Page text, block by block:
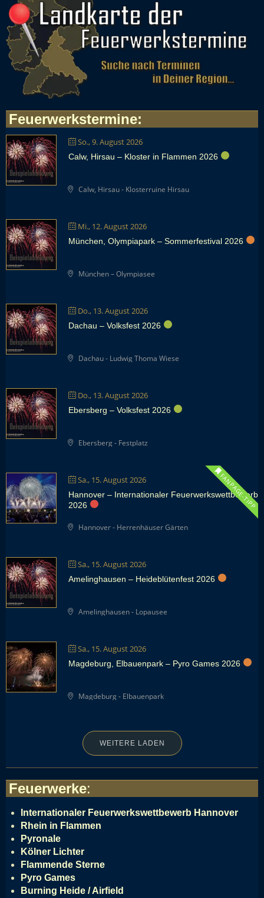
Feuerwerkstermine:
So., 9. August 2026
Calw, Hirsau – Kloster in Flammen 2026
Calw, Hirsau - Klosterruine Hirsau
Mi., 12. August 2026
München, Olympiapark – Sommerfestival 2026
München – Olympiasee
Do., 13. August 2026
Dachau – Volksfest 2026
Dachau - Ludwig Thoma Wiese
Do., 13. August 2026
Ebersberg – Volksfest 2026
Ebersberg - Festplatz
Sa., 15. August 2026 FANPAGE-TIPP
Hannover – Internationaler Feuerwerkswettbewerb
2026
Hannover - Herrenhäuser Gärten
Sa., 15. August 2026
Amelinghausen – Heideblütenfest 2026
Amelinghausen - Lopausee
Sa., 15. August 2026
Magdeburg, Elbauenpark – Pyro Games 2026
Magdeburg - Elbauenpark
WEITERE LADEN
Feuerwerke:
Internationaler Feuerwerkswettbewerb Hannover
Rhein in Flammen
Pyronale
Kölner Lichter
Flammende Sterne
Pyro Games
Burning Heide / Airfield